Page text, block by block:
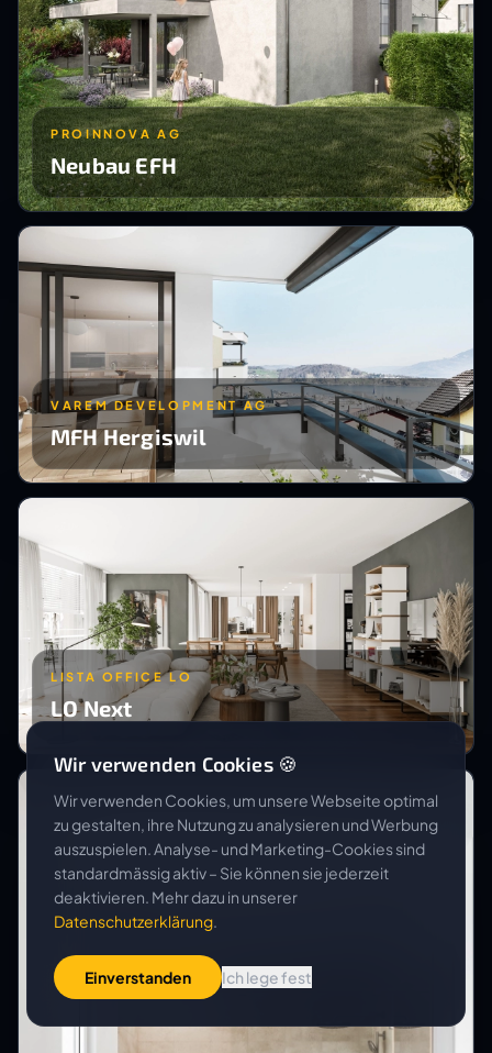
PROINNOVA AG
Neubau EFH
VAREM DEVELOPMENT AG
MFH Hergiswil
LISTA OFFICE LO
LO Next
Wir verwenden Cookies 🍪
Wir verwenden Cookies, um unsere Webseite optimal
zu gestalten, ihre Nutzung zu analysieren und Werbung
auszuspielen. Analyse- und Marketing-Cookies sind
standardmässig aktiv – Sie können sie jederzeit
deaktivieren. Mehr dazu in unserer
Datenschutzerklärung.
Einverstanden Ich lege fest